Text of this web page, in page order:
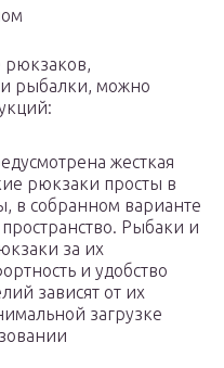
рюкзаков,
рыбалки, можно
жесткая
рюкзаки просты в
в собранном варианте
Рыбаки и
за их
и удобство
зависят от их
загрузке